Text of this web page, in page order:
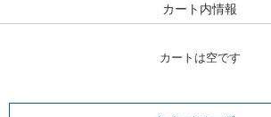
カート内情報
カートは空です